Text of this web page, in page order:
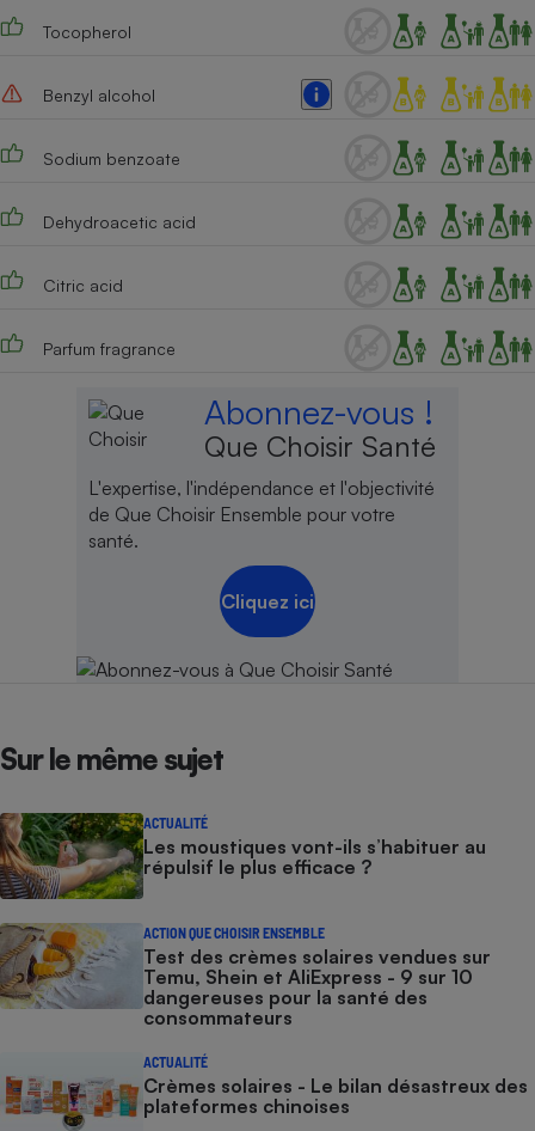
Tocopherol
Benzyl alcohol
Sodium benzoate
Dehydroacetic acid
Citric acid
Parfum fragrance
Abonnez-vous !
Que Choisir Santé
L'expertise, l'indépendance et l'objectivité
de Que Choisir Ensemble pour votre
santé.
Cliquez ici
Sur le même sujet
ACTUALITÉ
Les moustiques vont-ils s’habituer au
répulsif le plus efficace ?
ACTION QUE CHOISIR ENSEMBLE
Test des crèmes solaires vendues sur
Temu, Shein et AliExpress - 9 sur 10
dangereuses pour la santé des
consommateurs
ACTUALITÉ
Crèmes solaires - Le bilan désastreux des
plateformes chinoises